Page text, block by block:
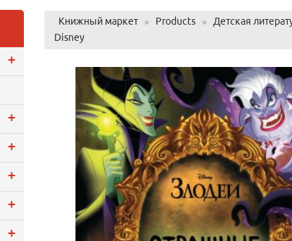
Книжный маркет » Products » Детская
Disney
+
+
+
+
+
+